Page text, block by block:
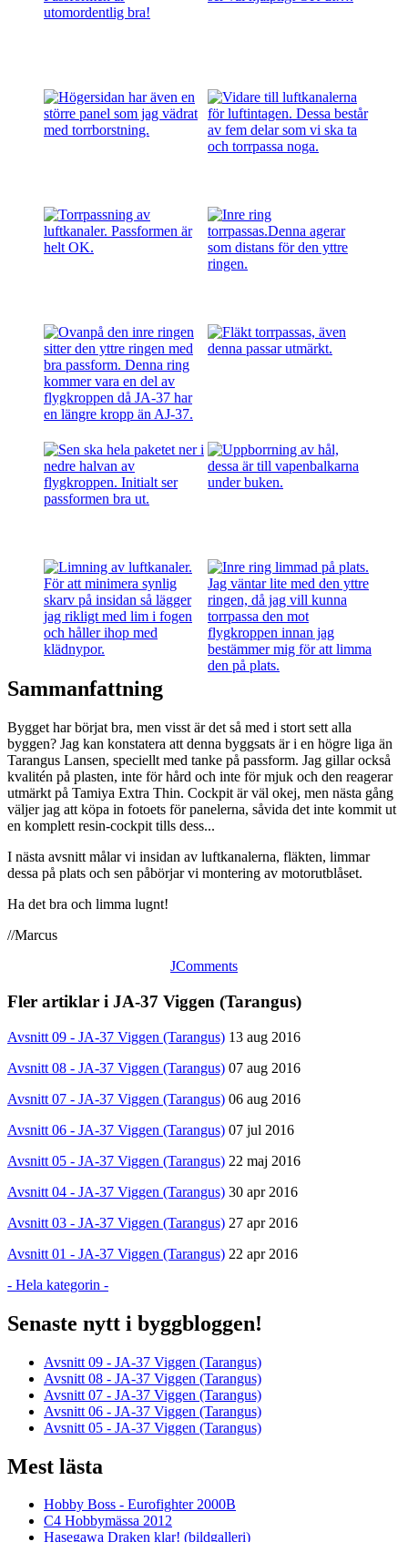
Sammanfattning
Bygget har börjat bra, men visst är det så med i stort sett alla
byggen? Jag kan konstatera att denna byggsats är i en högre liga än
Tarangus Lansen, speciellt med tanke på passform. Jag gillar också
kvalitén på plasten, inte för hård och inte för mjuk och den reagerar
utmärkt på Tamiya Extra Thin. Cockpit är väl okej, men nästa gång
väljer jag att köpa in fotoets för panelerna, såvida det inte kommit ut
en komplett resin-cockpit tills dess...
I nästa avsnitt målar vi insidan av luftkanalerna, fläkten, limmar
dessa på plats och sen påbörjar vi montering av motorutblåset.
Ha det bra och limma lugnt!
//Marcus
JComments
Fler artiklar i JA-37 Viggen (Tarangus)
Avsnitt 09 - JA-37 Viggen (Tarangus) 13 aug 2016
Avsnitt 08 - JA-37 Viggen (Tarangus) 07 aug 2016
Avsnitt 07 - JA-37 Viggen (Tarangus) 06 aug 2016
Avsnitt 06 - JA-37 Viggen (Tarangus) 07 jul 2016
Avsnitt 05 - JA-37 Viggen (Tarangus) 22 maj 2016
Avsnitt 04 - JA-37 Viggen (Tarangus) 30 apr 2016
Avsnitt 03 - JA-37 Viggen (Tarangus) 27 apr 2016
Avsnitt 01 - JA-37 Viggen (Tarangus) 22 apr 2016
- Hela kategorin -
Senaste nytt i byggbloggen!
Avsnitt 09 - JA-37 Viggen (Tarangus)
Avsnitt 08 - JA-37 Viggen (Tarangus)
Avsnitt 07 - JA-37 Viggen (Tarangus)
Avsnitt 06 - JA-37 Viggen (Tarangus)
Avsnitt 05 - JA-37 Viggen (Tarangus)
Mest lästa
Hobby Boss - Eurofighter 2000B
C4 Hobbymässa 2012
Hasegawa Draken klar! (bildgalleri)